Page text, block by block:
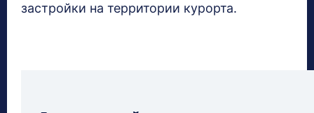
застройки на территории курорта.